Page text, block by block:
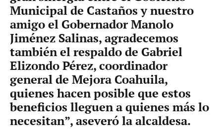
Municipal de Castaños y nuestro
amigo el Gobernador Manolo
Jiménez Salinas, agradecemos
también el respaldo de Gabriel
Elizondo Pérez, coordinador
general de Mejora Coahuila,
quienes hacen posible que estos
beneficios lleguen a quienes más lo
necesitan”, aseveró la alcaldesa.